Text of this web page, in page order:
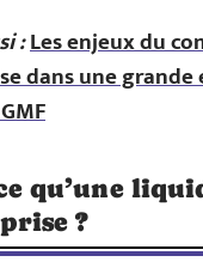
:Les enjeux du
dans une
qu’une
?